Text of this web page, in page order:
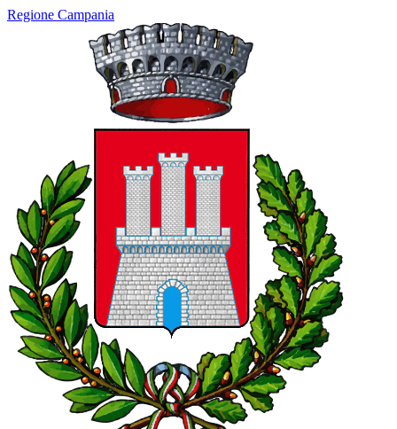
Regione Campania